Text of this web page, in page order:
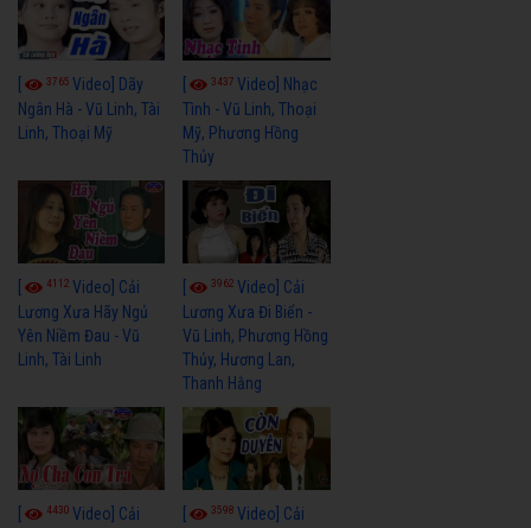
3765 Video] Dãy
Ngân Hà - Vũ Linh, Tài
Linh, Thoại Mỹ
3437Video] Nhạc
Tình - Vũ Linh, Thoại
Mỹ, Phương Hồng
Thủy
4112 Video] Cải
Lương Xưa Hãy Ngủ
Yên Niềm Đau - Vũ
Linh, Tài Linh
3962Video] Cải
Lương Xưa Đi Biển -
Vũ Linh, Phương Hồng
Thủy, Hương Lan,
Thanh Hằng
4430 Video] Cải
3598Video] Cải